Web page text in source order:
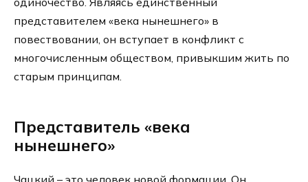
представителем «века нынешнего» в
повествовании, он вступает в конфликт с
многочисленным обществом, привыкшим жить по
старым принципам.
Представитель «века
нынешнего»
Чацкий – это человек новой формации. Он